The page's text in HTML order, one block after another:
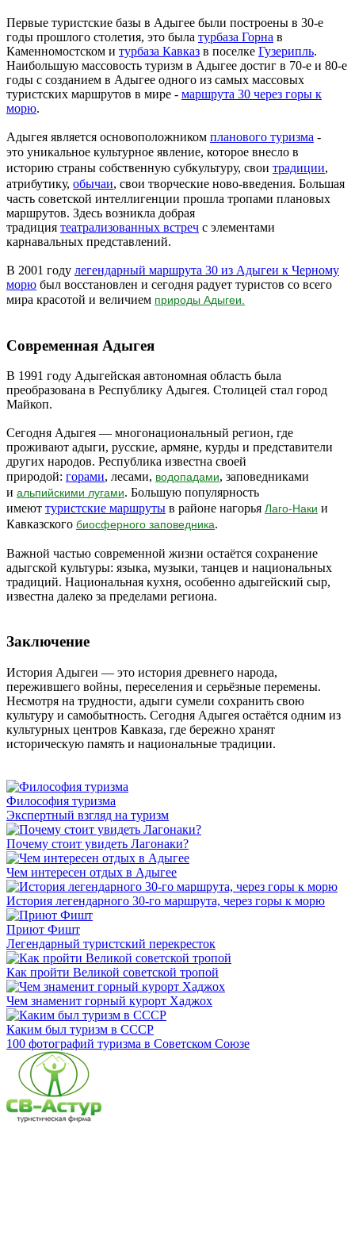
Первые туристские базы в Адыгее были построены в 30-е
годы прошлого столетия, это была турбаза Горна в
Каменномостском и турбаза Кавказ в поселке Гузерипль.
Наибольшую массовость туризм в Адыгее достиг в 70-е и 80-е
годы с созданием в Адыгее одного из самых массовых
туристских маршрутов в мире - маршрута 30 через горы к
морю.
Адыгея является основоположником планового туризма -
это уникальное культурное явление, которое внесло в
историю страны собственную субкультуру, свои традиции,
атрибутику, обычаи, свои творческие ново-введения. Большая
часть советской интеллигенции прошла тропами плановых
маршрутов. Здесь возникла добрая
традиция театрализованных встреч с элементами
карнавальных представлений.
В 2001 году легендарный маршрута 30 из Адыгеи к Черному
морю был восстановлен и сегодня радует туристов со всего
мира красотой и величием природы Адыгеи.
Современная Адыгея
В 1991 году Адыгейская автономная область была
преобразована в Республику Адыгея. Столицей стал город
Майкоп.
Сегодня Адыгея — многонациональный регион, где
проживают адыги, русские, армяне, курды и представители
других народов. Республика известна своей
природой: горами, лесами, водопадами, заповедниками
и альпийскими лугами. Большую популярность
имеют туристские маршруты в районе нагорья Лаго-Наки и
Кавказского биосферного заповедника.
Важной частью современной жизни остаётся сохранение
адыгской культуры: языка, музыки, танцев и национальных
традиций. Национальная кухня, особенно адыгейский сыр,
известна далеко за пределами региона.
Заключение
История Адыгеи — это история древнего народа,
пережившего войны, переселения и серьёзные перемены.
Несмотря на трудности, адыги сумели сохранить свою
культуру и самобытность. Сегодня Адыгея остаётся одним из
культурных центров Кавказа, где бережно хранят
историческую память и национальные традиции.
Философия туризма
Экспертный взгляд на туризм
Почему стоит увидеть Лагонаки?
Чем интересен отдых в Адыгее
История легендарного 30-го маршрута, через горы к морю
Приют Фишт
Легендарный туристский перекресток
Как пройти Великой советской тропой
Чем знаменит горный курорт Хаджох
Каким был туризм в СССР
100 фотографий туризма в Советском Союзе